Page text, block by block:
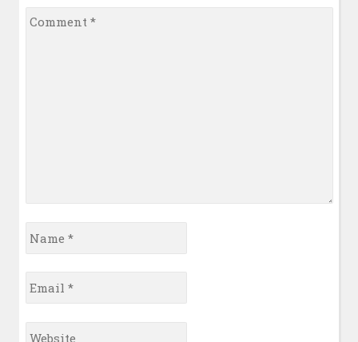
Comment
Name
*
Email
*
Website